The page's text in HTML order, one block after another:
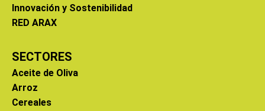
Innovación y Sostenibilidad
RED ARAX
SECTORES
Aceite de Oliva
Arroz
Cereales